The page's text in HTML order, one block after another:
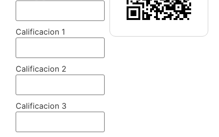
Calificacion 1
Calificacion 2
Calificacion 3